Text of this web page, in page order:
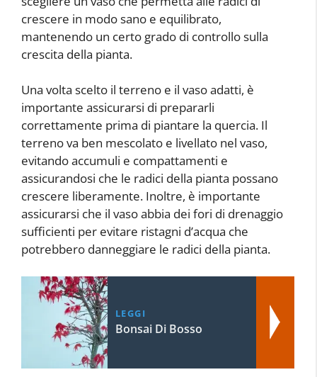
crescere in modo sano e equilibrato,
mantenendo un certo grado di controllo sulla
crescita della pianta.
Una volta scelto il terreno e il vaso adatti, è
importante assicurarsi di prepararli
correttamente prima di piantare la quercia. Il
terreno va ben mescolato e livellato nel vaso,
evitando accumuli e compattamenti e
assicurandosi che le radici della pianta possano
crescere liberamente. Inoltre, è importante
assicurarsi che il vaso abbia dei fori di drenaggio
sufficienti per evitare ristagni d’acqua che
potrebbero danneggiare le radici della pianta.
LEGGI
Bonsai Di Bosso